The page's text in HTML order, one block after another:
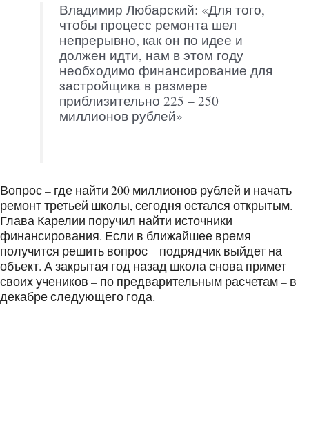
Владимир Любарский: «Для того,
чтобы процесс ремонта шел
непрерывно, как он по идее и
должен идти, нам в этом году
необходимо финансирование для
застройщика в размере
приблизительно 225 – 250
миллионов рублей»
Вопрос – где найти 200 миллионов рублей и начать
ремонт третьей школы, сегодня остался открытым.
Глава Карелии поручил найти источники
финансирования. Если в ближайшее время
получится решить вопрос – подрядчик выйдет на
объект. А закрытая год назад школа снова примет
своих учеников – по предварительным расчетам – в
декабре следующего года.